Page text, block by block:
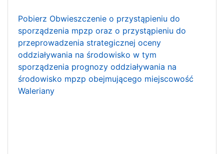
Pobierz Obwieszczenie o przystąpieniu do
sporządzenia mpzp oraz o przystąpieniu do
przeprowadzenia strategicznej oceny
oddziaływania na środowisko w tym
sporządzenia prognozy oddziaływania na
środowisko mpzp obejmującego miejscowość
Waleriany